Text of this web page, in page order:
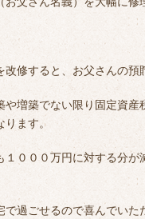
修すると、お父さんの預
増築でない限り固定資
ます。
０００万円に対する分
過ごせるので喜んでいた